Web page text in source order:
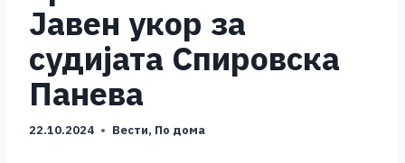
Јавен укор за
судијата Спировска
Панева
22.10.2024 Вести, По дома